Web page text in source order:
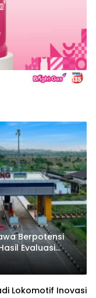
Berpotensi
Evaluasi
Lokomotif Inovasi